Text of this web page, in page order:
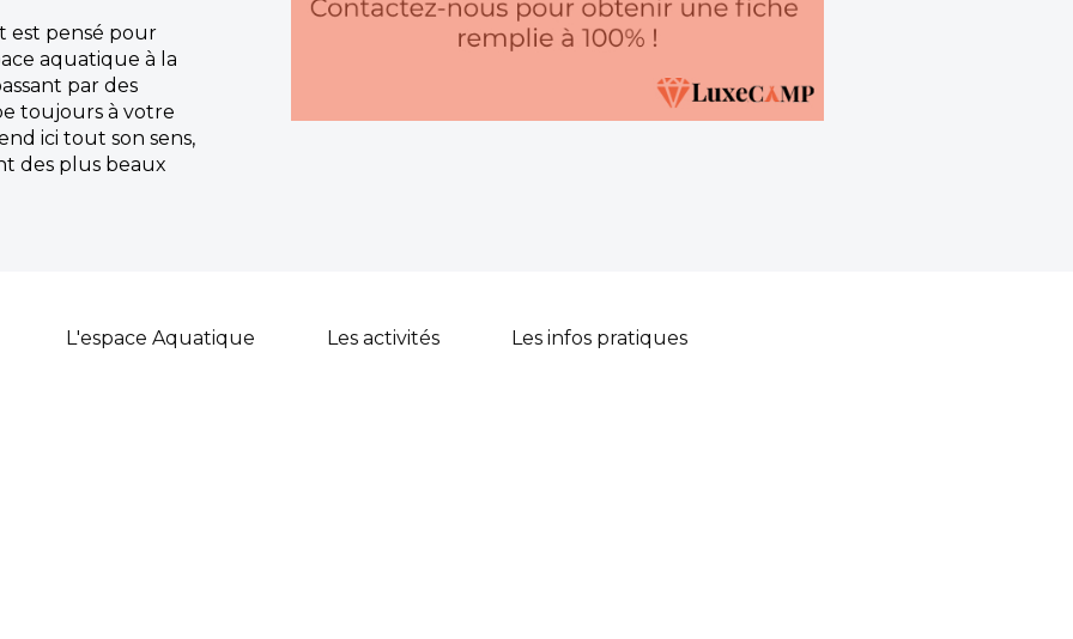
est pensé pour
aquatique à la
par des
toujours à votre
ici tout son sens,
des plus beaux
L'espace Aquatique Les activités Les infos pratiques